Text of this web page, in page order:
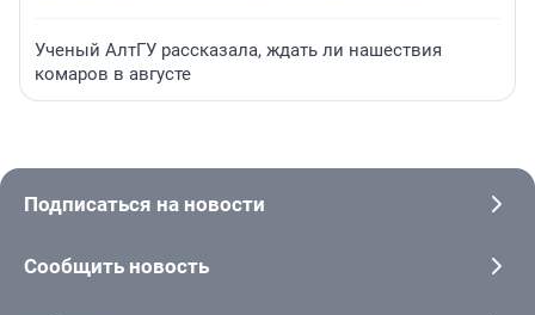
Ученый АлтГУ рассказала, ждать ли нашествия
комаров в августе
Подписаться на новости
Сообщить новость